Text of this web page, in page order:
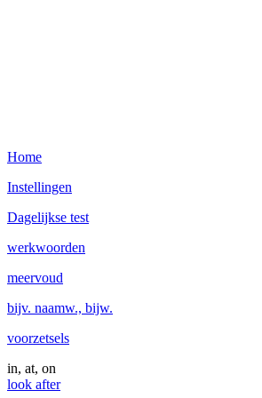
Home
Instellingen
Dagelijkse test
werkwoorden
meervoud
bijv. naamw., bijw.
voorzetsels
in, at, on
look after